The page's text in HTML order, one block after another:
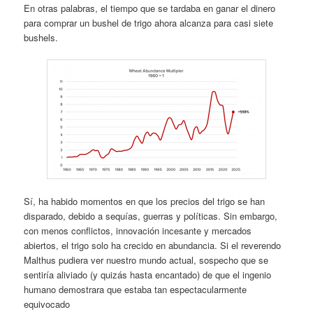
En otras palabras, el tiempo que se tardaba en ganar el dinero
para comprar un bushel de trigo ahora alcanza para casi siete
bushels.
Sí, ha habido momentos en que los precios del trigo se han
disparado, debido a sequías, guerras y políticas. Sin embargo,
con menos conflictos, innovación incesante y mercados
abiertos, el trigo solo ha crecido en abundancia. Si el reverendo
Malthus pudiera ver nuestro mundo actual, sospecho que se
sentiría aliviado (y quizás hasta encantado) de que el ingenio
humano demostrara que estaba tan espectacularmente
equivocado